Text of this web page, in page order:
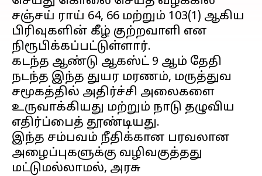
சஞ்சய் ராய் 64, 66 மற்றும் 103(1) ஆகிய
பிரிவுகளின் கீழ் குற்றவாளி என
நிரூபிக்கப்பட்டுள்ளார்.
கடந்த ஆண்டு ஆகஸ்ட் 9 ஆம் தேதி
நடந்த இந்த துயர மரணம், மருத்துவ
சமூகத்தில் அதிர்ச்சி அலைகளை
உருவாக்கியது மற்றும் நாடு தழுவிய
எதிர்ப்பைத் தூண்டியது.
இந்த சம்பவம் நீதிக்கான பரவலான
அழைப்புகளுக்கு வழிவகுத்தது
மட்டுமல்லாமல், அரசு